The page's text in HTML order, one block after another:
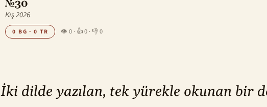
№30
Kış 2026
0 BG · 0 TR 👁 0 · 👍 0 · 👎 0
İki dilde yazılan, tek yürekle okunan bir